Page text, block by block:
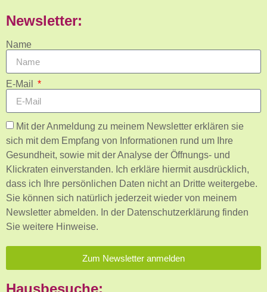
Newsletter:
Name
E-Mail
Mit der Anmeldung zu meinem Newsletter erklären sie
sich mit dem Empfang von Informationen rund um Ihre
Gesundheit, sowie mit der Analyse der Öffnungs- und
Klickraten einverstanden. Ich erkläre hiermit ausdrücklich,
dass ich Ihre persönlichen Daten nicht an Dritte weitergebe.
Sie können sich natürlich jederzeit wieder von meinem
Newsletter abmelden. In der Datenschutzerklärung finden
Sie weitere Hinweise.
Zum Newsletter anmelden